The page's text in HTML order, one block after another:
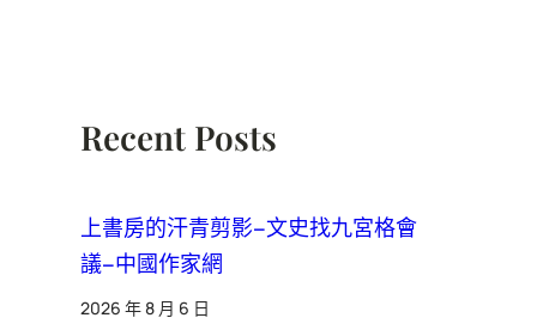
Recent Posts
上書房的汗青剪影–文史找九宮格會
議–中國作家網
2026 年 8 月 6 日